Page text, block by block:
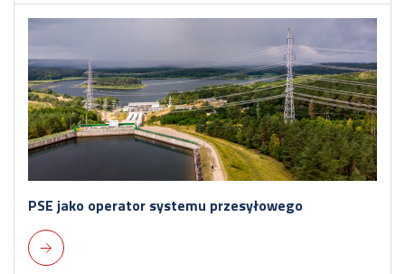
PSE jako operator systemu przesyłowego